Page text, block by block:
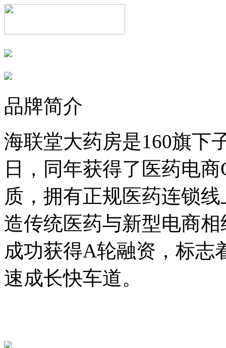
品牌简介
海联堂大药房是160旗下
日，同年获得了医药电
质，拥有正规医药连锁
造传统医药与新型电商
成功获得A轮融资，标志
速成长快车道。